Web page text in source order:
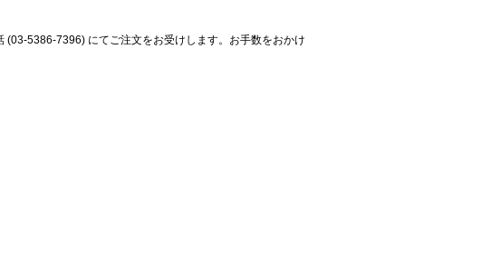
(03-5386-7396) にてご注文をお受けします。お手数をおかけ